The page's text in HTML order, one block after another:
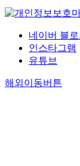
네이버 블
인스타그램
유튜브
해외이동버튼